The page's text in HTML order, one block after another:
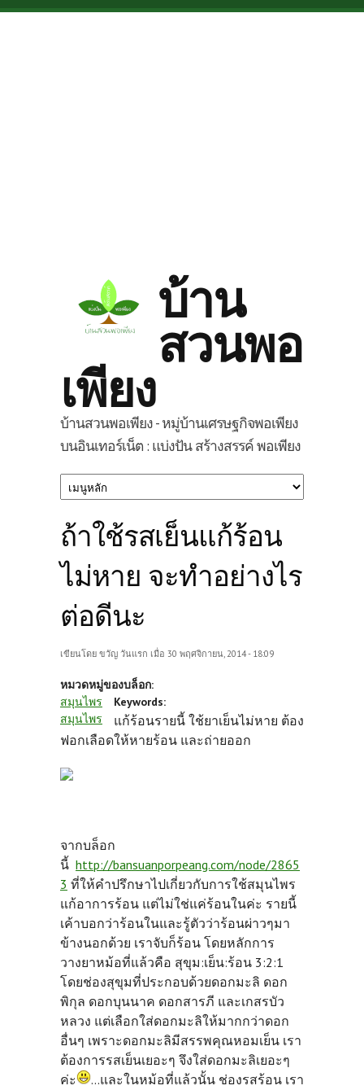
Skip to main content
บ้าน
สวนพอ
เพียง
บ้านสวนพอเพียง - หมู่บ้านเศรษฐกิจพอเพียง
บนอินเทอร์เน็ต : แบ่งปัน สร้างสรรค์ พอเพียง
ถ้าใช้รสเย็นแก้ร้อน
ไม่หาย จะทำอย่างไร
ต่อดีนะ
เขียนโดย ขวัญ วันแรก เมื่อ 30 พฤศจิกายน, 2014 - 18:09
หมวดหมู่ของบล็อก:
สมุนไพร
Keywords:
สมุนไพร
แก้ร้อนรายนี้ ใช้ยาเย็นไม่หาย ต้อง
ฟอกเลือดให้หายร้อน และถ่ายออก
จากบล็อก
นี้ http://bansuanporpeang.com/node/2865
3 ที่ให้คำปรึกษาไปเกี่ยวกับการใช้สมุนไพร
แก้อาการร้อน แต่ไม่ใช่แค่ร้อนในค่ะ รายนี้
เค้าบอกว่าร้อนในและรู้ตัวว่าร้อนผ่าวๆมา
ข้างนอกด้วย เราจับก็ร้อน โดยหลักการ
วางยาหม้อที่แล้วคือ สุขุม:เย็น:ร้อน 3:2:1
โดยช่องสุขุมที่ประกอบด้วยดอกมะลิ ดอก
พิกุล ดอกบุนนาค ดอกสารภี และเกสรบัว
หลวง แต่เลือกใส่ดอกมะลิให้มากกว่าดอก
อื่นๆ เพราะดอกมะลิมีสรรพคุณหอมเย็น เรา
ต้องการรสเย็นเยอะๆ จึงใส่ดอกมะลิเยอะๆ
ค่ะ
...และในหม้อที่แล้วนั้น ช่องรสร้อน เรา